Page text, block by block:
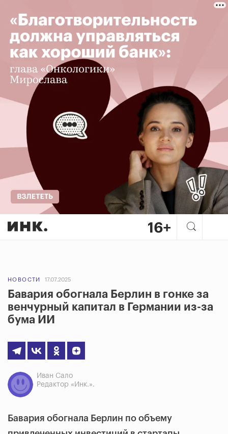
НОВОСТИ 17.07.2025
Бавария обогнала Берлин в гонке за
венчурный капитал в Германии из-за
бума ИИ
Иван Сало
Редактор «Инк.».
Бавария обогнала Берлин по объему